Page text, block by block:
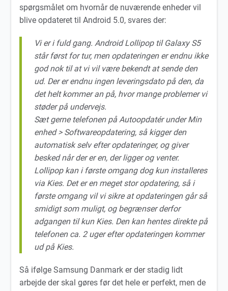
spørgsmålet om hvornår de nuværende enheder vil
blive opdateret til Android 5.0, svares der:
Vi er i fuld gang. Android Lollipop til Galaxy S5
står først for tur, men opdateringen er endnu ikke
god nok til at vi vil være bekendt at sende den
ud. Der er endnu ingen leveringsdato på den, da
det helt kommer an på, hvor mange problemer vi
støder på undervejs.
Sæt gerne telefonen på Autoopdatér under Min
enhed > Softwareopdatering, så kigger den
automatisk selv efter opdateringer, og giver
besked når der er en, der ligger og venter.
Lollipop kan i første omgang dog kun installeres
via Kies. Det er en meget stor opdatering, så i
første omgang vil vi sikre at opdateringen går så
smidigt som muligt, og begrænser derfor
adgangen til kun Kies. Den kan hentes direkte på
telefonen ca. 2 uger efter opdateringen kommer
ud på Kies.
Så ifølge Samsung Danmark er der stadig lidt
arbejde der skal gøres før det hele er perfekt, men de